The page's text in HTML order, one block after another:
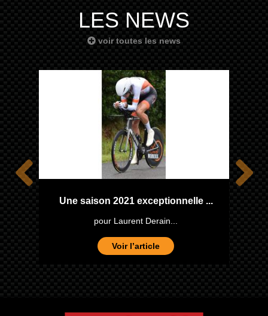
LES NEWS
voir toutes les news
Une saison 2021 exceptionnelle ...
pour Laurent Derain...
Voir l’article